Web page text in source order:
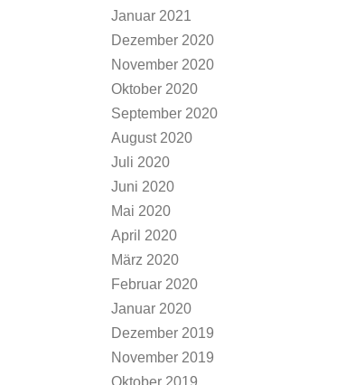
Januar 2021
Dezember 2020
November 2020
Oktober 2020
September 2020
August 2020
Juli 2020
Juni 2020
Mai 2020
April 2020
März 2020
Februar 2020
Januar 2020
Dezember 2019
November 2019
Oktober 2019